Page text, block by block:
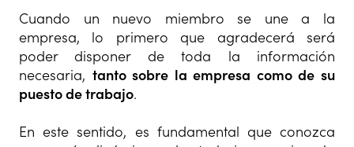
Cuando un nuevo miembro se une a la
empresa, lo primero que agradecerá será
poder disponer de toda la información
necesaria, tanto sobre la empresa como de su
puesto de trabajo.
En este sentido, es fundamental que conozca